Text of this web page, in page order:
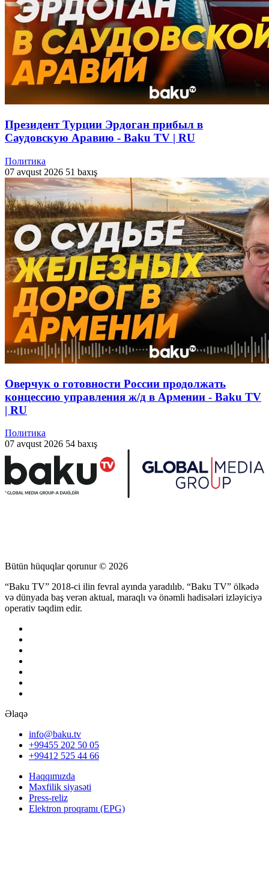
Президент Турции Эрдоган прибыл в
Саудовскую Аравию - Baku TV | RU
Политика
07 avqust 2026 51 baxış
Оверчук о готовности России продолжать
концессию управления ж/д в Армении - Baku TV
| RU
Политика
07 avqust 2026 54 baxış
Bütün hüquqlar qorunur © 2026
“Baku TV” 2018-ci ilin fevral ayında yaradılıb. “Baku TV” ölkədə
və dünyada baş verən aktual, maraqlı və önəmli hadisələri izləyiciyə
operativ təqdim edir.
Əlaqə
info@baku.tv
+99455 202 50 05
+99412 525 44 66
Haqqımızda
Məxfilik siyasəti
Press-reliz
Elektron proqramı (EPG)